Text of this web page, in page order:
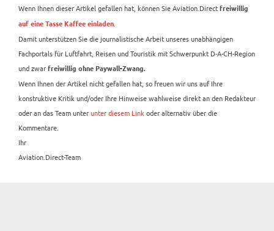
Wenn Ihnen dieser Artikel gefallen hat, können Sie Aviation.Direct freiwillig
auf eine Tasse Kaffee einladen
Damit unterstützen Sie die journalistische Arbeit unseres unabhängigen
Fachportals für Luftfahrt, Reisen und Touristik mit Schwerpunkt D-A-CH-Region
und zwar freiwillig ohne Paywall-Zwang.
Wenn Ihnen der Artikel nicht gefallen hat, so freuen wir uns auf Ihre
konstruktive Kritik und/oder Ihre Hinweise wahlweise direkt an den Redakteur
oder an das Team unterunter diesem Link oder alternativ über die
Kommentare.
Ihr
Aviation.Direct-Team